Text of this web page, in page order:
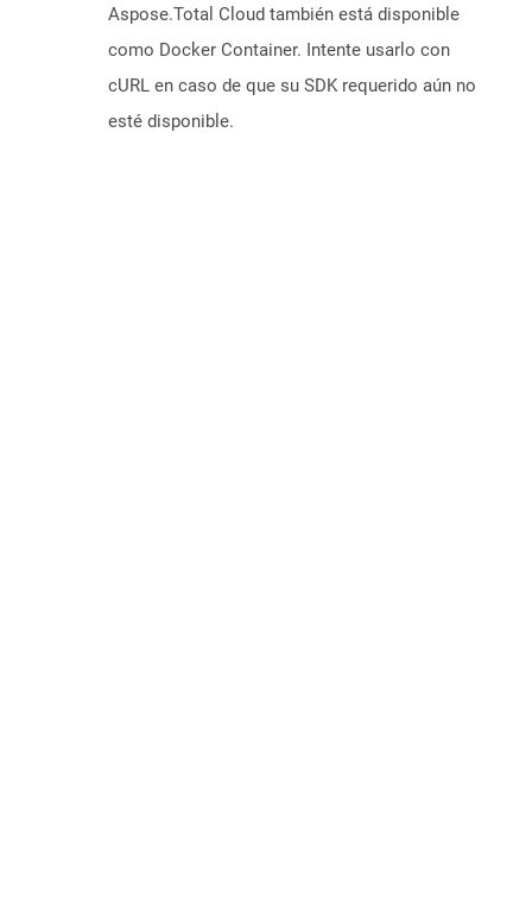
Aspose.Total Cloud también está disponible
como Docker Container. Intente usarlo con
cURL en caso de que su SDK requerido aún no
esté disponible.